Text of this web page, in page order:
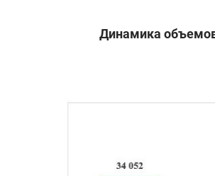
Динамика объемов